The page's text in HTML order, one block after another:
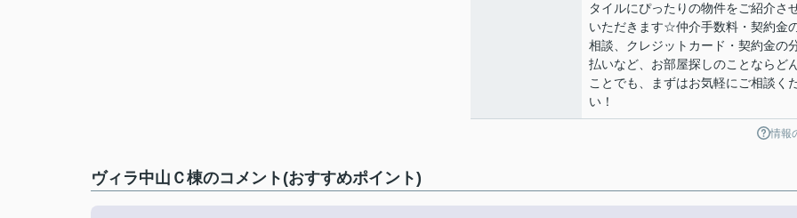
タイルにぴったりの物件をご紹介さ
いただきます☆仲介手数料・契約金
相談、クレジットカード・契約金の
払いなど、お部屋探しのことならど
ことでも、まずはお気軽にご相談く
い！
情報
ヴィラ中山Ｃ棟のコメント(おすすめポイント)